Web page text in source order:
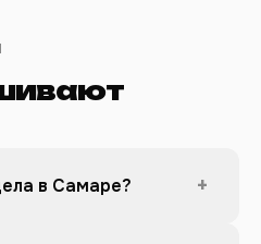
в Самаре? +